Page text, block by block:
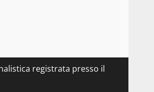
registrata presso il